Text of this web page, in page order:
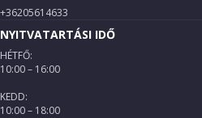
+36205614633
NYITVATARTÁSI IDŐ
HÉTFŐ:
10:00 – 16:00
KEDD:
10:00 – 18:00